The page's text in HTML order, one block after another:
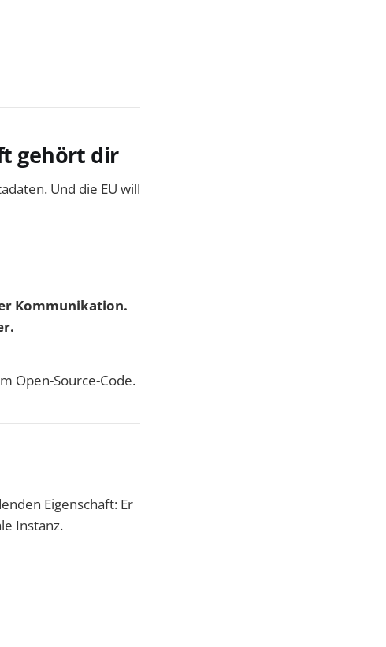
gehört dir
Und die EU will
Kommunikation.
Open-Source-Code.
Eigenschaft: Er
Instanz.